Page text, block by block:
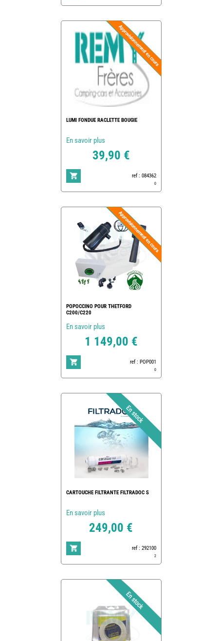
LUMI FONDUE RACLETTE BOUGIE
En savoir plus
39,90 €
ref : 084362
0
POPOCCINO POUR THETFORD
C200/C220
En savoir plus
1 149,00 €
ref : POP001
0
CARTOUCHE FILTRANTE FILTRADOC S
En savoir plus
249,00 €
ref : 292100
2